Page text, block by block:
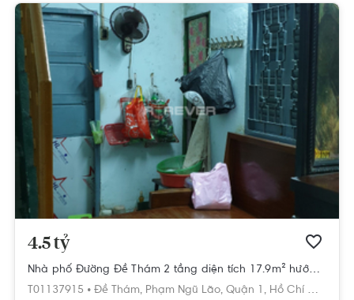
4.5 tỷ
Nhà phố Đường Đề Thám 2 tầng diện tích 17.9m² hướng đông bắc pháp lý sổ đỏ
T01137915 • Đề Thám, Phạm Ngũ Lão, Quận 1, Hồ Chí Minh